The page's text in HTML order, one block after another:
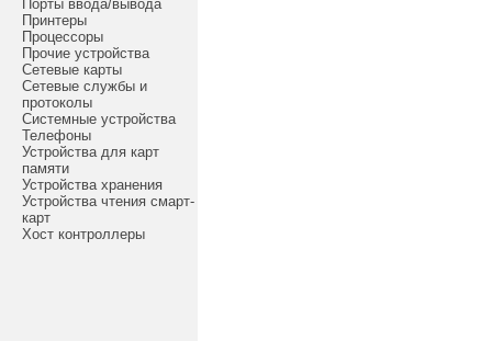
Порты ввода/вывода
Принтеры
Процессоры
Прочие устройства
Сетевые карты
Сетевые службы и
протоколы
Системные устройства
Телефоны
Устройства для карт
памяти
Устройства хранения
Устройства чтения смарт-
карт
Хост контроллеры